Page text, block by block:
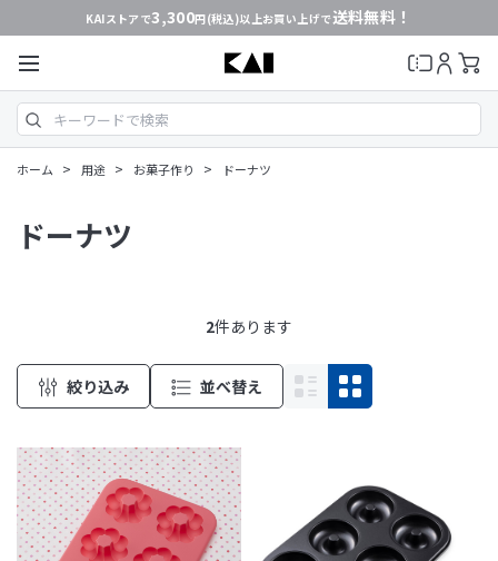
KAIストアで3,300円(税込)以上お買い上げで送料無料！
ホーム > 用途 > お菓子作り > ドーナツ
ドーナツ
2件あります
絞り込み 並べ替え